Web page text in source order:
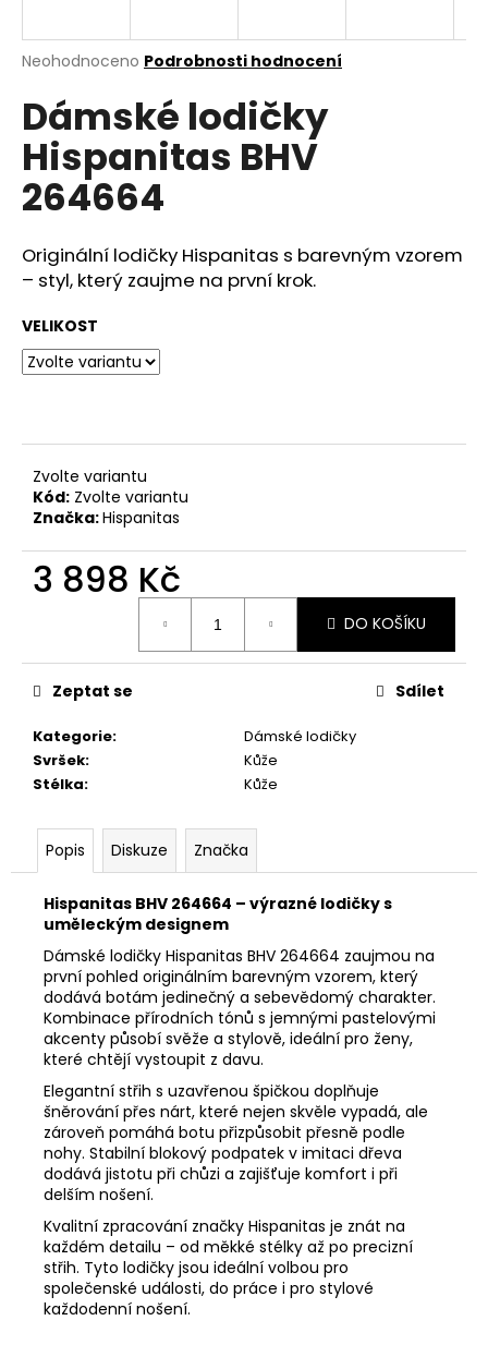
Průměrné
produktu
je
0,0
5
hvězdiček.
Neohodnoceno Podrobnosti hodnocení
Dámské lodičky
Hispanitas BHV
264664
Originální lodičky Hispanitas s barevným vzorem
– styl, který zaujme na první krok.
VELIKOST
Zvolte variantu
Kód: Zvolte variantu
Značka:Hispanitas
3 898 Kč
DO KOŠÍKU
Kategorie:
Dámské lodičky
Svršek:
Kůže
Stélka: Kůže
Zeptat se Sdílet
Popis Diskuze Značka
Hispanitas BHV 264664 – výrazné lodičky s
uměleckým designem
Dámské lodičky Hispanitas BHV 264664 zaujmou na
první pohled originálním barevným vzorem, který
dodává botám jedinečný a sebevědomý charakter.
Kombinace přírodních tónů s jemnými pastelovými
akcenty působí svěže a stylově, ideální pro ženy,
které chtějí vystoupit z davu.
Elegantní střih s uzavřenou špičkou doplňuje
šněrování přes nárt, které nejen skvěle vypadá, ale
zároveň pomáhá botu přizpůsobit přesně podle
nohy. Stabilní blokový podpatek v imitaci dřeva
dodává jistotu při chůzi a zajišťuje komfort i při
delším nošení.
Kvalitní zpracování značky Hispanitas je znát na
každém detailu – od měkké stélky až po precizní
střih. Tyto lodičky jsou ideální volbou pro
společenské události, do práce i pro stylové
každodenní nošení.
j
t
?
HLEDAT
D
o
r
u
č
u
m
2418511
898
Kč